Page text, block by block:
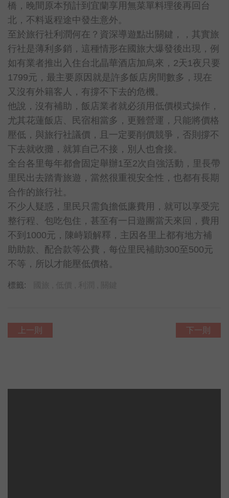
橋，晚間原本預計到宜蘭享用無菜單料理後再回台
北，不料返程途中發生意外。
至於旅行社利潤何在？資深導遊點出關鍵，，其實旅
行社是薄利多銷，這種情形在國旅大爆發後出現，例
如有業者推出入住台北晶華酒店加烏來，2天1夜只要
1799元，最主要原因就是許多飯店房間數多，現在
又沒有外籍客人，有撐不下去的危機。
他說，沒有補助，飯店業者就必須用低價模式操作，
尤其花蓮飯店、民宿相當多，更難營運，只能將價格
壓低，與旅行社議價，且一定要削價競爭，否則撐不
下去就收攤，就算自己不接，別人也會接。
全台各里每年都會固定舉辦1至2次自強活動，里長帶
里民出去踏青旅遊，當然很重視安全性，也都有長期
合作的旅行社。
不少人疑惑，里民只需負擔低廉費用，就可以享受完
整行程、包吃包住，甚至有一日遊團當天來回，費用
不到1000元，陳峙穎解釋，主因各里上都有地方補
助助款、配合款等公費，每位里民補助300至500元
不等，所以才能壓低價格。
標籤:
上一則 下一則